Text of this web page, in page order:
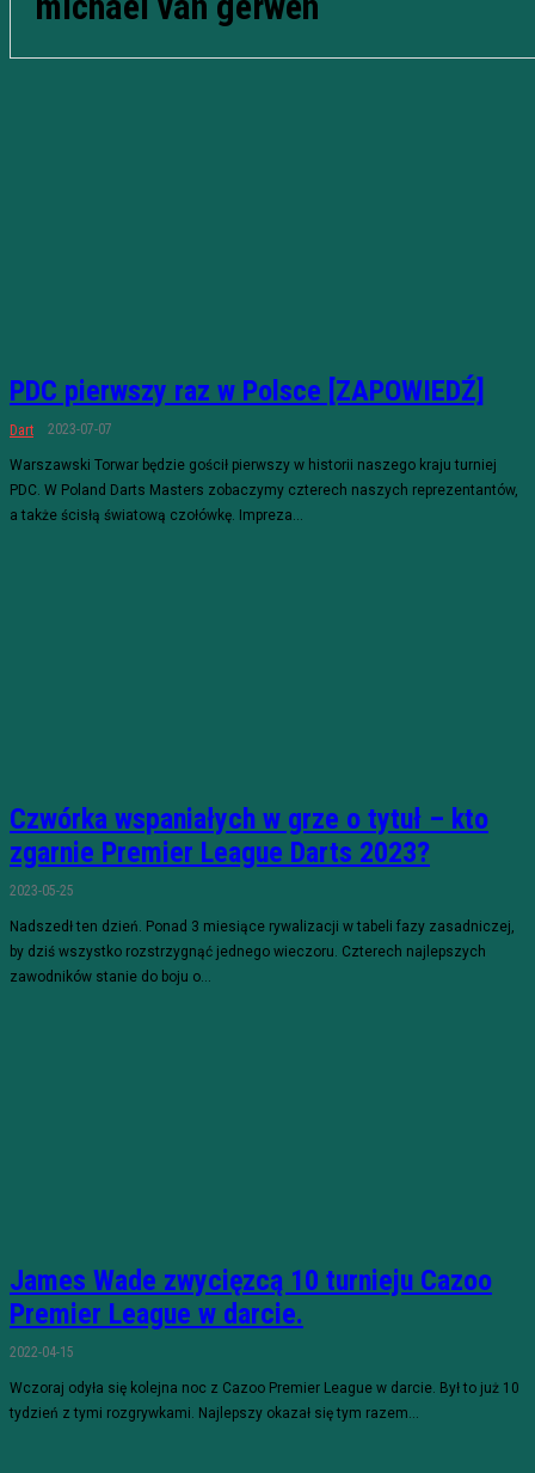
PDC pierwszy raz w Polsce [ZAPOWIEDŹ]
Dart 2023-07-07
Warszawski Torwar będzie gościł pierwszy w historii naszego kraju turniej
PDC. W Poland Darts Masters zobaczymy czterech naszych reprezentantów,
a także ścisłą światową czołówkę. Impreza...
Czwórka wspaniałych w grze o tytuł – kto
zgarnie Premier League Darts 2023?
2023-05-25
Nadszedł ten dzień. Ponad 3 miesiące rywalizacji w tabeli fazy zasadniczej,
by dziś wszystko rozstrzygnąć jednego wieczoru. Czterech najlepszych
zawodników stanie do boju o...
James Wade zwycięzcą 10 turnieju Cazoo
Premier League w darcie.
2022-04-15
Wczoraj odyła się kolejna noc z Cazoo Premier League w darcie. Był to już 10
tydzień z tymi rozgrywkami. Najlepszy okazał się tym razem...